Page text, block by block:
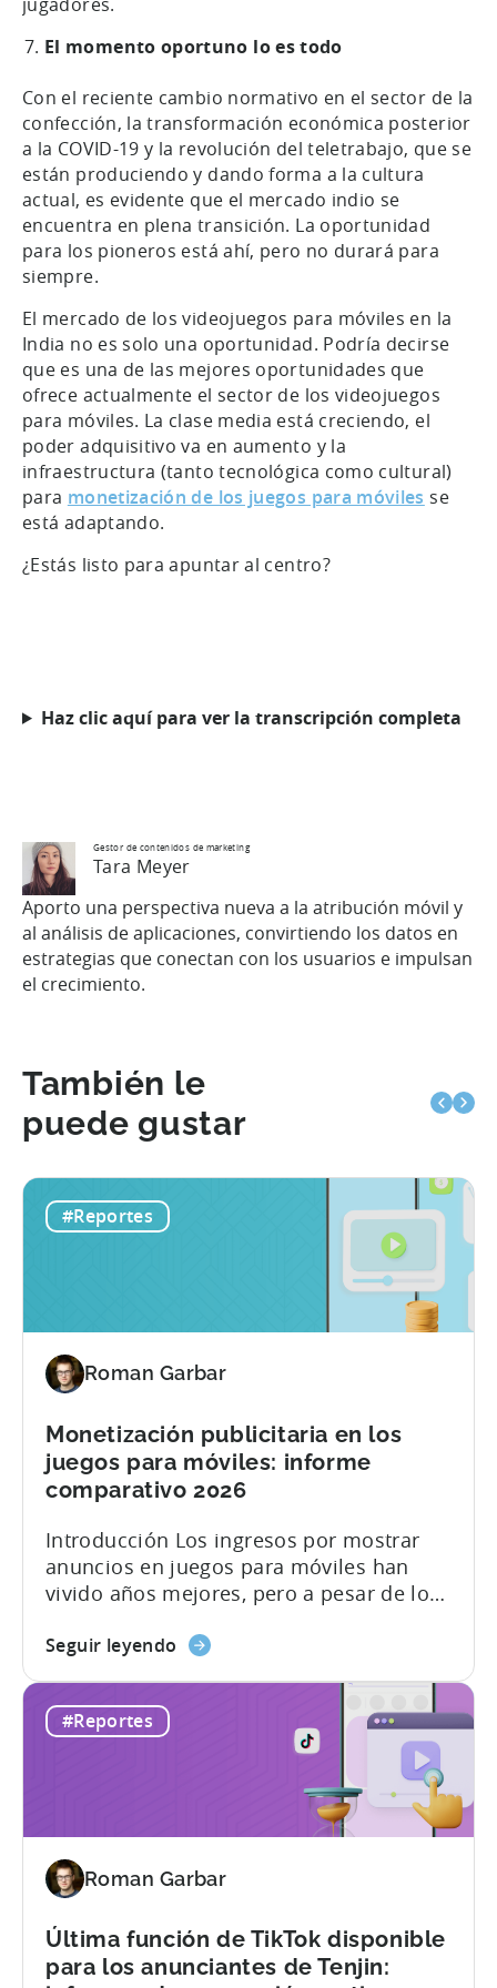
El momento oportuno lo es todo
Con el reciente cambio normativo en el sector de la
confección, la transformación económica posterior
a la COVID-19 y la revolución del teletrabajo, que se
están produciendo y dando forma a la cultura
actual, es evidente que el mercado indio se
encuentra en plena transición. La oportunidad
para los pioneros está ahí, pero no durará para
siempre.
El mercado de los videojuegos para móviles en la
India no es solo una oportunidad. Podría decirse
que es una de las mejores oportunidades que
ofrece actualmente el sector de los videojuegos
para móviles. La clase media está creciendo, el
poder adquisitivo va en aumento y la
infraestructura (tanto tecnológica como cultural)
para monetización de los juegos para móviles se
está adaptando.
¿Estás listo para apuntar al centro?
Haz clic aquí para ver la transcripción completa
Gestor de contenidos de marketing
Tara Meyer
Aporto una perspectiva nueva a la atribución móvil y
al análisis de aplicaciones, convirtiendo los datos en
estrategias que conectan con los usuarios e impulsan
el crecimiento.
También le
puede gustar
#Reportes
Roman Garbar
Monetización publicitaria en los
juegos para móviles: informe
comparativo 2026
Introducción Los ingresos por mostrar
anuncios en juegos para móviles han
vivido años mejores, pero a pesar de los
publicitarios siguen siendo sólidas. Cada
adoptan la "monetización híbrida", una
mezcla de publicidad dentro de la
aplicación (IAA) y compras dentro de la
aplicación (IAP). Aunque los expertos
siguen debatiendo sobre la proporción
realista de...
Seguir leyendo Acerca
monetización
móviles:
comparativo
2026
#Reportes
Roman Garbar
Última función de TikTok disponible
para los anunciantes de Tenjin: